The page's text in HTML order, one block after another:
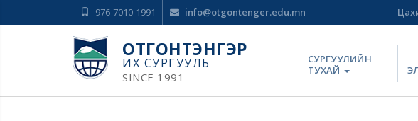
976-7010-1991 info@otgontenger.edu.mn
ОТГОНТЭНГЭР
ИХ СУРГУУЛЬ
SINCE 1991
СУРГУУЛИЙН
ТУХАЙ